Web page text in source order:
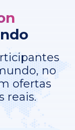
no
ofertas
reais.